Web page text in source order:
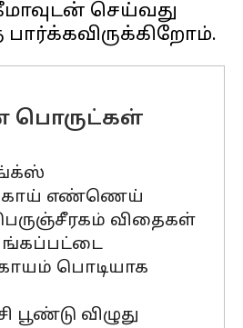
செய்வது
பொருட்கள்
எண்ணெய்
விதைகள்
பொடியாக
விழுது